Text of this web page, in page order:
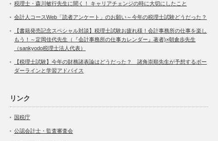
税理士・森川敏行先生に聞く！ キャリアチェンジの時に大切にしたこと
会計人コースWeb「読者アンケート」のお願い～今年の税理士試験どうだった？
【書籍発売記念スペシャル対談】税理士試験お疲れ様！会計事務所の仕事を楽し
もう！～定岡佳代先生（『会計事務所の仕事カレンダー』著者)×朝倉歩先生
（sankyodo税理士法人代表）
【税理士試験】今年の財務諸表論はどうだった？ 諸角崇順先生が予想するボー
ダーラインと学習アドバイス
リンク
国税庁
公認会計士・監査審査会